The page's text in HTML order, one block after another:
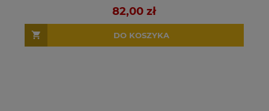
82,00 zł
DO KOSZYKA